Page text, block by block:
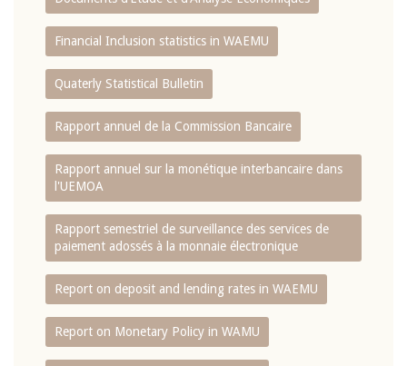
Financial Inclusion statistics in WAEMU
Quaterly Statistical Bulletin
Rapport annuel de la Commission Bancaire
Rapport annuel sur la monétique interbancaire dans
l'UEMOA
Rapport semestriel de surveillance des services de
paiement adossés à la monnaie électronique
Report on deposit and lending rates in WAEMU
Report on Monetary Policy in WAMU